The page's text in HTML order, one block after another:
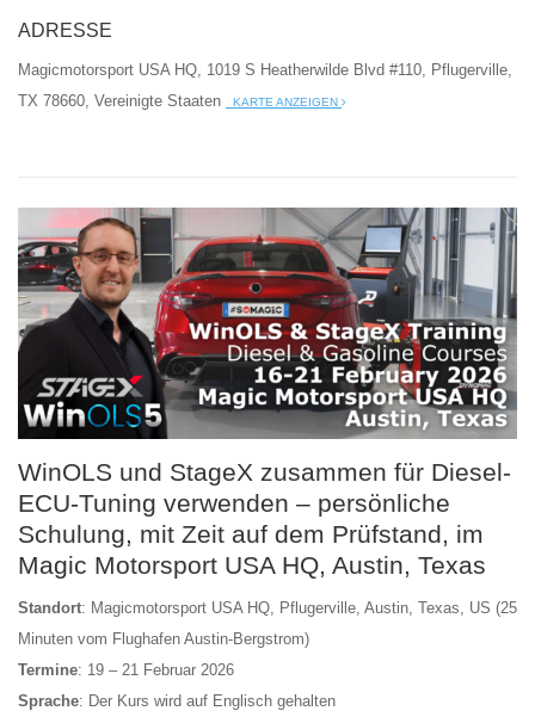
ADRESSE
Magicmotorsport USA HQ, 1019 S Heatherwilde Blvd #110, Pflugerville,
TX 78660, Vereinigte Staaten
KARTE ANZEIGEN
WinOLS und StageX zusammen für Diesel-
ECU-Tuning verwenden – persönliche
Schulung, mit Zeit auf dem Prüfstand, im
Magic Motorsport USA HQ, Austin, Texas
Standort: Magicmotorsport USA HQ, Pflugerville, Austin, Texas, US (25
Minuten vom Flughafen Austin-Bergstrom)
Termine: 19 – 21 Februar 2026
Sprache: Der Kurs wird auf Englisch gehalten